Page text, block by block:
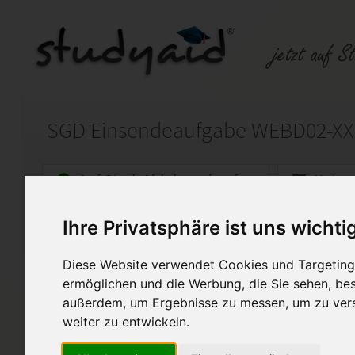
Ihre Privatsphäre ist uns
Diese Website verwendet Cookies und
ermöglichen und die Werbung, die Sie sehen,
außerdem, um Ergebnisse zu messen, um zu
weiter zu entwickeln.
Auf StudyAid.de verkaufen
Startseite Kreativität und Medien
WEBD02 - GRUNDLAGEN
100/100Punkten!
Ich biete hier meine
genannte ESA an. Diese